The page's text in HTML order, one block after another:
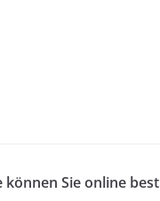
können Sie online best